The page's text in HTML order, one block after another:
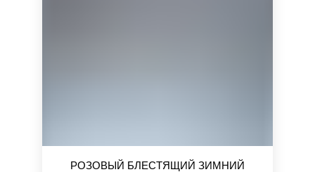
РОЗОВЫЙ БЛЕСТЯЩИЙ ЗИМНИЙ